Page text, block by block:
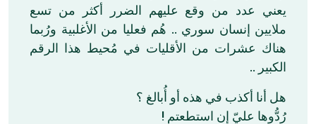
يعني عدد من وقع عليهم الضرر أكثر من تسع
ملايين إنسان سوري .. هُم فعليا من الأغلبية ورُبما
هناك عشرات من الأقليات في مُحيط هذا الرقم
الكبير ..
هل أنا أكذب في هذه أو أُبالغ ؟
رُدُّوها عليّ إن استطعتم !